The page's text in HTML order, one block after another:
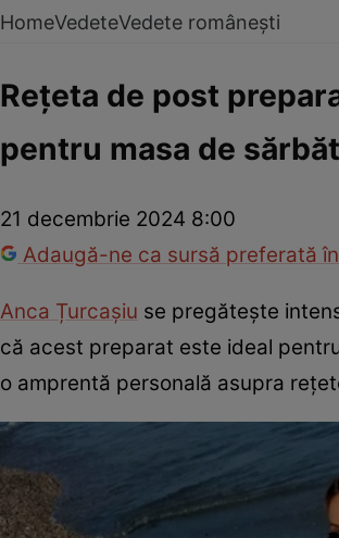
HomeVedeteVedete românești
Rețeta de post
pentru masa de
21 decembrie 2024 8:00
Adaugă-ne ca sursă preferată
Anca Țurcașiu se pregătește
că acest preparat este ideal
o amprentă personală asupra